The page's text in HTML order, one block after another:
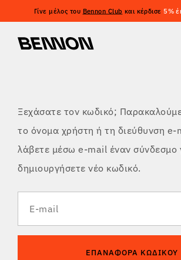
Γίνε μέλος του Bennon Club και κέρδισε 5%
Εργατικά παπούτσια
Barefoot
Outdoor
Casual παπούτσια
Ξεχάσατε τον κωδικό;
το όνομα χρήστη ή τη διεύθυνση
λάβετε μέσω e-mail έναν σύνδεσμο
δημιουργήσετε νέο κωδικό.
E-mail
ΕΠΑΝΑΦΟΡΆ ΚΩΔΙΚΟΎ